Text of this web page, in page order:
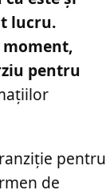
lucru.
moment,
pentru
pentru
de